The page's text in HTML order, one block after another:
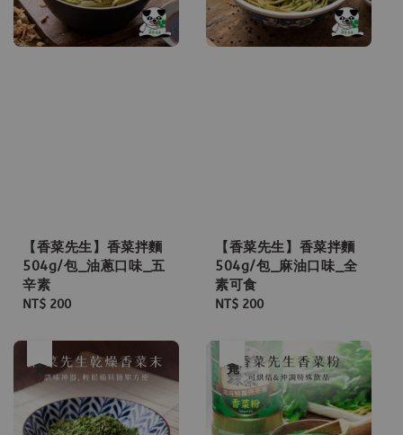
【香菜先生】香菜拌麵
504g/包_油蔥口味_五
辛素
Regular
NT$ 200
【香菜先生】香菜拌麵
504g/包_麻油口味_全
素可食
Regular
NT$ 200